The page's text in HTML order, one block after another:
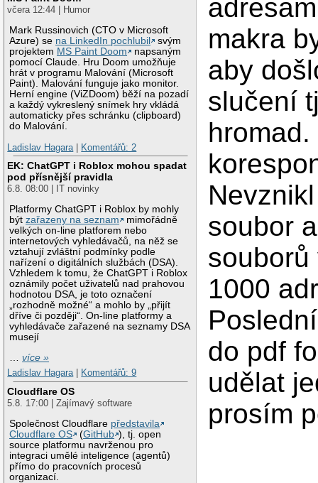
včera 12:44 | Humor
Mark Russinovich (CTO v Microsoft
Azure) se na LinkedIn pochlubil
svým
projektem MS Paint Doom
napsaným
pomocí Claude. Hru Doom umožňuje
hrát v programu Malování (Microsoft
Paint). Malování funguje jako monitor.
Herní engine (ViZDoom) běží na pozadí
a každý vykreslený snímek hry vkládá
automaticky přes schránku (clipboard)
do Malování.
Ladislav Hagara
Komentářů: 2
EK: ChatGPT i Roblox mohou spadat
pod přísnější pravidla
6.8. 08:00 | IT novinky
Platformy ChatGPT i Roblox by mohly
býtzařazeny na seznam
mimořádně
velkých on-line platforem nebo
internetových vyhledávačů, na něž se
vztahují zvláštní podmínky podle
nařízení o digitálních službách (DSA).
Vzhledem k tomu, že ChatGPT i Roblox
oznámily počet uživatelů nad prahovou
hodnotou DSA, je toto označení
„rozhodně možné“ a mohlo by „přijít
dříve či později“. On-line platformy a
vyhledávače zařazené na seznamy DSA
musejí
…více »
Ladislav Hagara| Komentářů: 9
Cloudflare OS
5.8. 17:00 | Zajímavý software
Společnost Cloudflare představila
Cloudflare OS
(GitHub ), tj. open
source platformu navrženou pro
integraci umělé inteligence (agentů)
přímo do pracovních procesů
organizací.
makra
aby
slučení
hromad.
soubor
souborů
1000
do pdf
udělat
prosím